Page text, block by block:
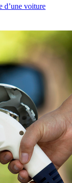
d’une voiture